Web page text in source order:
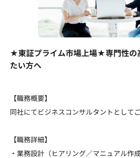
★東証プライム市場上場★専門性の
たい方へ
【職務概要】
同社にてビジネスコンサルタントとして
【職務詳細】
・業務設計（ヒアリング／マニュアル作成